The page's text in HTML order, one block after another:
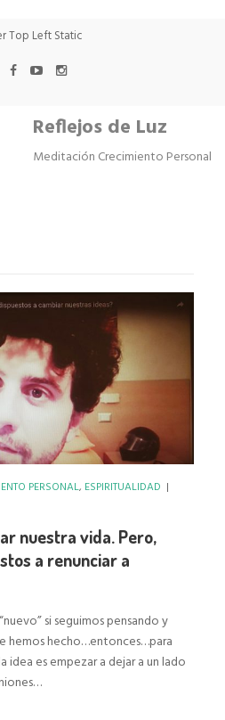
Top Left Static
Reflejos de Luz
Meditación Crecimiento Personal
PERSONAL, ESPIRITUALIDAD |
nuestra vida. Pero,
a renunciar a
si seguimos pensando y
hemos hecho…entonces…para
idea es empezar a dejar a un lado